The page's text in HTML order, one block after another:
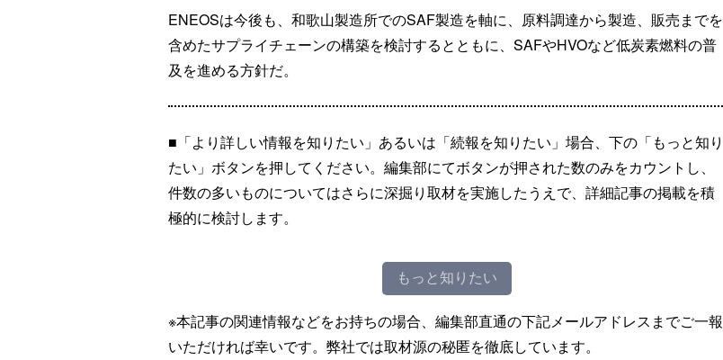
ENEOSは今後も、和歌山製造所でのSAF製造を軸に、原料調達から製造、販売までを
含めたサプライチェーンの構築を検討するとともに、SAFやHVOなど低炭素燃料の普
及を進める方針だ。
■「より詳しい情報を知りたい」あるいは「続報を知りたい」場合、下の「もっと知り
たい」ボタンを押してください。編集部にてボタンが押された数のみをカウントし、
件数の多いものについてはさらに深掘り取材を実施したうえで、詳細記事の掲載を積
極的に検討します。
もっと知りたい
※本記事の関連情報などをお持ちの場合、編集部直通の下記メールアドレスまでご一報
いただければ幸いです。弊社では取材源の秘匿を徹底しています。